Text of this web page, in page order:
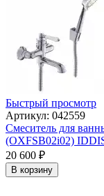
Быстрый просмотр
Артикул: 042559
Смеситель для
(OXFSB02i02)
20 600 ₽
В корзину